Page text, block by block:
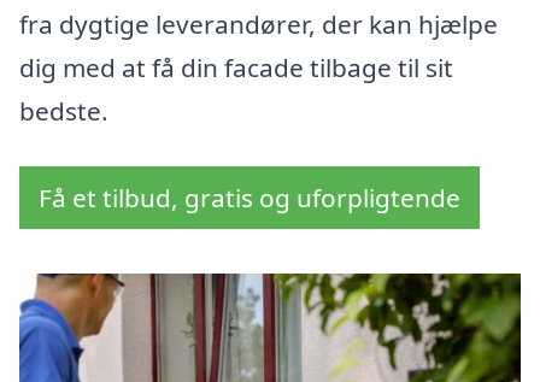
fra dygtige leverandører, der kan hjælpe
dig med at få din facade tilbage til sit
bedste.
Få et tilbud, gratis og uforpligtende